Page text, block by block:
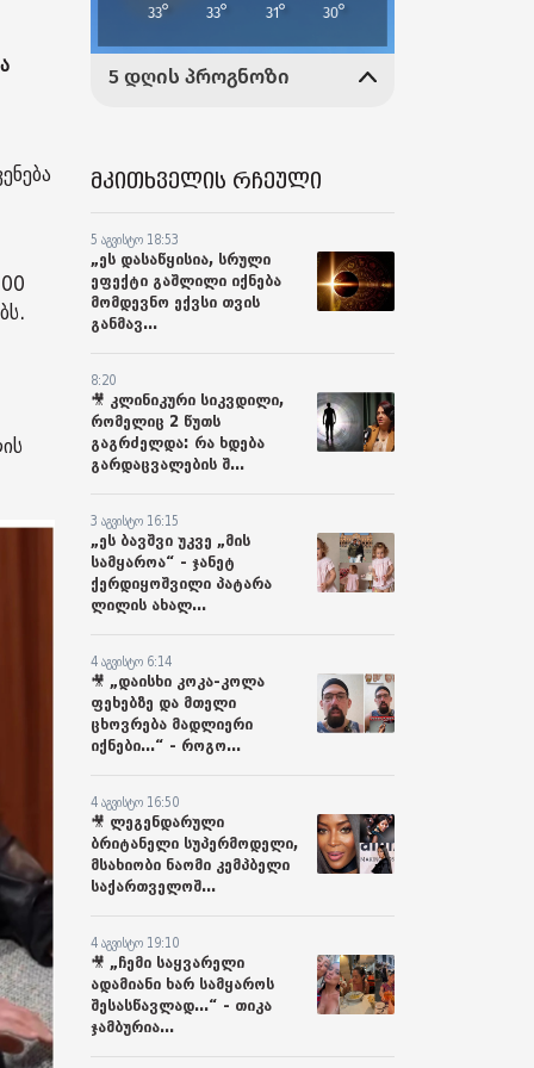
მკითხველის რჩეული
5 აგვისტო 18:53
„ეს დასაწყისია, სრული
ეფექტი გაშლილი იქნება
მომდევნო ექვსი თვის
განმავ...
8:20
🎥 კლინიკური სიკვდილი,
რომელიც 2 წუთს
გაგრძელდა: რა ხდება
გარდაცვალების შ...
3 აგვისტო 16:15
„ეს ბავშვი უკვე „მის
სამყაროა“ - ჯანეტ
ქერდიყოშვილი პატარა
ლილის ახალ...
4 აგვისტო 6:14
🎥 „დაისხი კოკა-კოლა
ფეხებზე და მთელი
ცხოვრება მადლიერი
იქნები...“ - როგო...
4 აგვისტო 16:50
🎥 ლეგენდარული
ბრიტანელი სუპერმოდელი,
მსახიობი ნაომი კემპბელი
საქართველოშ...
4 აგვისტო 19:10
🎥 „ჩემი საყვარელი
ადამიანი ხარ სამყაროს
შესასწავლად...“ - თიკა
ჯამბურია...